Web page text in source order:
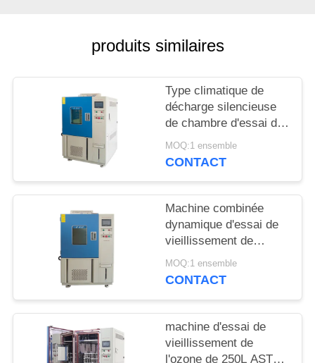
SITE
PRIVACY
POLICY
produits similaires
Type climatique de
décharge silencieuse
de chambre d'essai de
l'ozone d'ASTM 1149
pour le caoutchouc
MOQ:1 ensemble
CONTACT
Machine combinée
dynamique d'essai de
vieillissement de
l'ozone de résistance
MOQ:1 ensemble
CONTACT
machine d'essai de
vieillissement de
l'ozone de 250L ASTM